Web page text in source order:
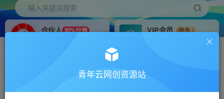
输入关键词搜索
合伙人 90%分佣
VIP会员
抢先
搭建同款网站，自己当老板
青年云网创资源站